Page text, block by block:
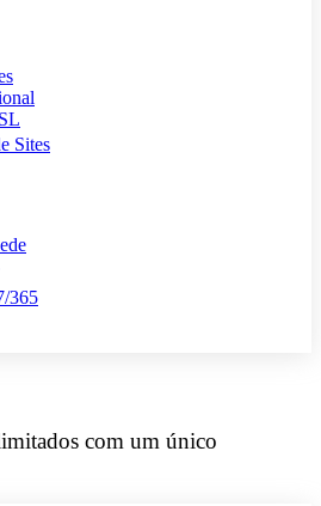
Sites
365
com um único